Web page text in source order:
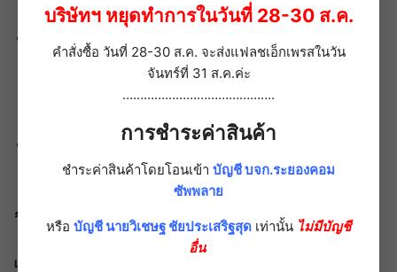
หากจำเป็นต้อง Format เครื่อง
แฟลชไดร์ฟที่ใช้เฉพาะสำหรับ SME Bill เท่านั้น ไม่
เมื่อคลายซิปแล้วจะได้ไฟล์ Access 2010 ชื่อ
SmeBill.accdb
วิธีใช้งานคลิกที่นี่
Like this:
บริษัทฯ หยุดทำการในวันที่ 28-30 ส.ค.
คำสั่งซื้อ วันที่ 28-30 ส.ค. จะส่งแฟลชเอ็กเพรสในวัน
จันทร์ที่ 31 ส.ค.ค่ะ
…………………………………….
การชำระค่าสินค้า
ชำระค่าสินค้าโดยโอนเข้า บัญชี บจก.ระยองคอม
ซัพพลาย
หรือ บัญชี นายวิเชษฐ ชัยประเสริฐสุด เท่านั้น ไม่มีบัญชี
อื่น